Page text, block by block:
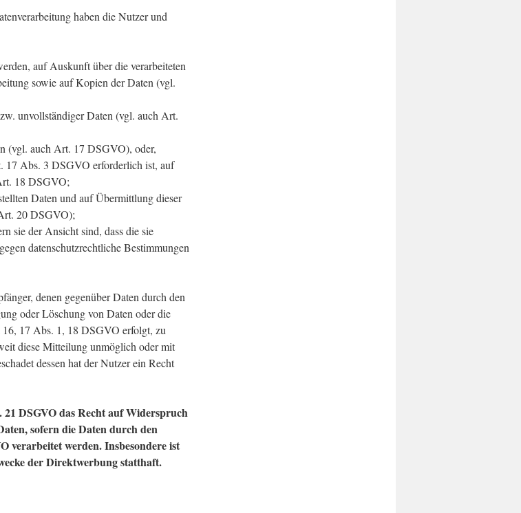
haben die Nutzer und
auf Auskunft über die verarbeiteten
sowie auf Kopien der Daten (vgl.
unvollständiger Daten (vgl. auch Art.
(vgl. auch Art. 17 DSGVO), oder,
17 Abs. 3 DSGVO erforderlich ist, auf
18 DSGVO;
Daten und auf Übermittlung dieser
20 DSGVO);
sie der Ansicht sind, dass die sie
datenschutzrechtliche Bestimmungen
denen gegenüber Daten durch den
oder Löschung von Daten oder die
17 Abs. 1, 18 DSGVO erfolgt, zu
diese Mitteilung unmöglich oder mit
dessen hat der Nutzer ein Recht
DSGVO das Recht auf Widerspruch
sofern die Daten durch den
verarbeitet werden. Insbesondere ist
der Direktwerbung statthaft.